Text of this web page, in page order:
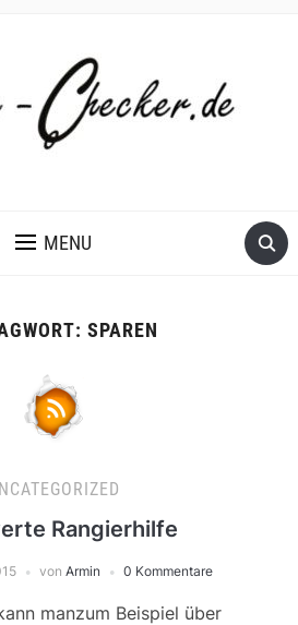
MENU
SPAREN
Rangierhilfe
von Armin 0 Kommentare
manzum Beispiel über